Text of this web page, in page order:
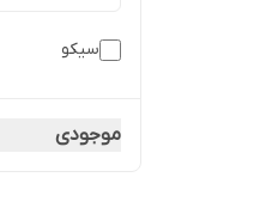
سیکو
موجودی